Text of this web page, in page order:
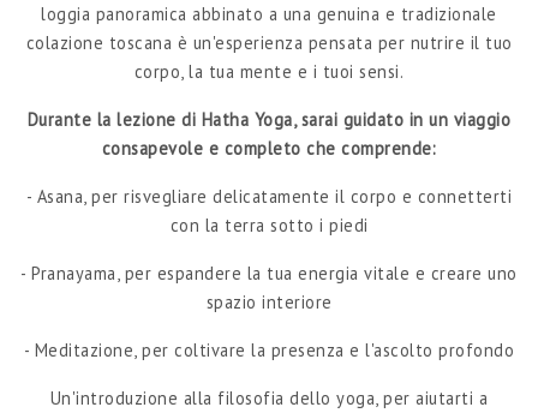
loggia panoramica abbinato a una genuina e tradizionale
colazione toscana è un'esperienza pensata per nutrire il tuo
corpo, la tua mente e i tuoi sensi.
Durante la lezione di Hatha Yoga, sarai guidato in un viaggio
consapevole e completo che comprende:
- Asana, per risvegliare delicatamente il corpo e connetterti
con la terra sotto i piedi
- Pranayama, per espandere la tua energia vitale e creare uno
spazio interiore
- Meditazione, per coltivare la presenza e l'ascolto profondo
Un'introduzione alla filosofia dello yoga, per aiutarti a